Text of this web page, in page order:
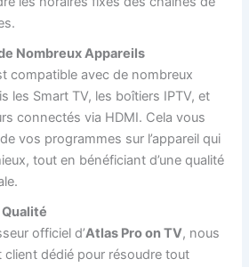
Nombreux Appareils
compatible avec de nombreux
les Smart TV, les boîtiers IPTV, et
connectés via HDMI. Cela vous
vos programmes sur l’appareil qui
tout en bénéficiant d’une qualité
officiel d’Atlas Pro on TV, nous
dédié pour résoudre tout